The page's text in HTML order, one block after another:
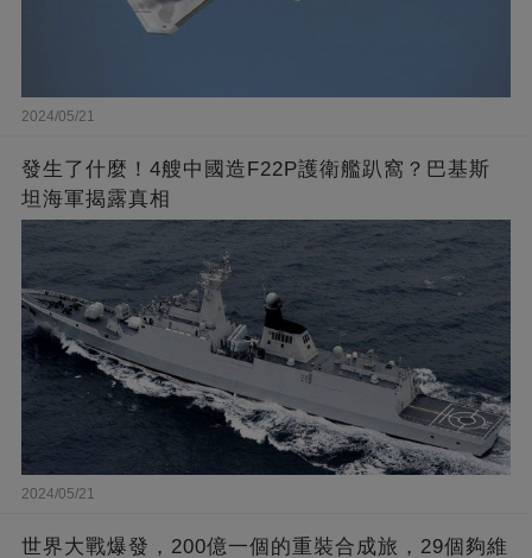
2024/05/21
發生了什麼！4艘中國造F22P護衛艦趴窩？巴基斯
坦海軍揭露真相
2024/05/21
世界大戰爆發，200億一個的重裝合成旅，29個夠維